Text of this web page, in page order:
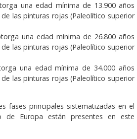
una edad mínima de 13.900 años
las pinturas rojas (Paleolítico superior
una edad mínima de 26.800 años
las pinturas rojas (Paleolítico superior
una edad mínima de 34.000 años
las pinturas rojas (Paleolítico superior
fases principales sistematizadas en el
de Europa están presentes en este